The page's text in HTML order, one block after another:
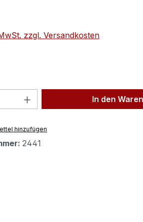
zzgl. Versandkosten
Anzahl: Gib denIn den
hinzufügen
2441